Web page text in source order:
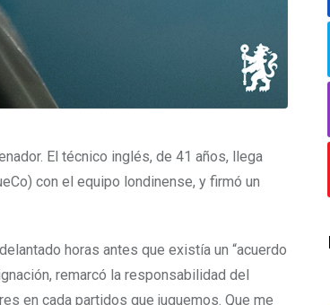
El técnico inglés, de 41 años, llega
con el equipo londinense, y firmó un
horas antes que existía un “acuerdo
remarcó la responsabilidad del
en cada partidos que juguemos. Que me